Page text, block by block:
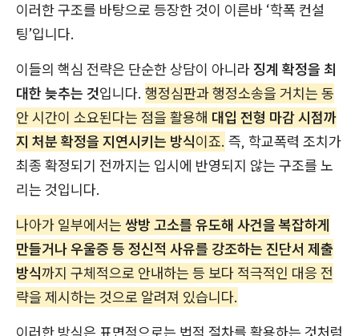
이러한 구조를 바탕으로 등장한 것이 이른바 ‘학폭 컨설
팅’입니다.
이들의 핵심 전략은 단순한 상담이 아니라징계 확정을 최
대한 늦추는 것입니다. 행정심판과 행정소송을 거치는 동
안 시간이 소요된다는 점을 활용해 대입 전형 마감 시점까
지 처분 확정을 지연시키는 방식이죠. 즉, 학교폭력 조치가
최종 확정되기 전까지는 입시에 반영되지 않는 구조를 노
리는 것입니다.
나아가 일부에서는 쌍방 고소를 유도해 사건을 복잡하게
만들거나 우울증 등 정신적 사유를 강조하는 진단서 제출
방식까지 구체적으로 안내하는 등 보다 적극적인 대응 전
략을 제시하는 것으로 알려져 있습니다.